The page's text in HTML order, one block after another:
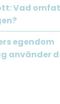
Vad
egendom
använder